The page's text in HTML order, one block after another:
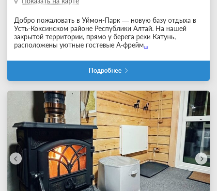
Добро пожаловать в Уймон-Парк — новую базу отдыха в
Усть-Коксинском районе Республики Алтай. На нашей
закрытой территории, прямо у берега реки Катунь,
расположены уютные гостевые А-фрейм...
Подробнее